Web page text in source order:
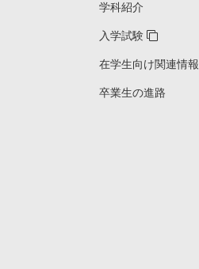
学科紹介
入学試験
在学生向け関連情報
卒業生の進路